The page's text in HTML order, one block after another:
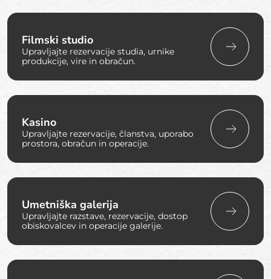
Filmski studio
Upravljajte rezervacije studia, urnike
produkcije, vire in obračun.
Kasino
Upravljajte rezervacije, članstva, uporabo
prostora, obračun in operacije.
Umetniška galerija
Upravljajte razstave, rezervacije, dostop
obiskovalcev in operacije galerije.